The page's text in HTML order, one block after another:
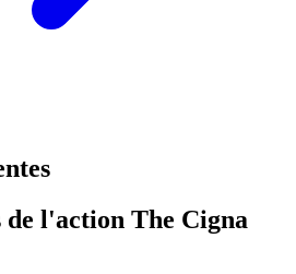
de l'action The Cigna